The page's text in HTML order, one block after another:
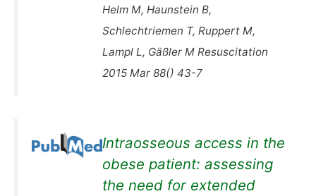
Helm M, Haunstein B,
Schlechtriemen T, Ruppert M,
Lampl L, Gäßler M Resuscitation
2015 Mar 88() 43-7
Intraosseous access in the
obese patient: assessing
the need for extended